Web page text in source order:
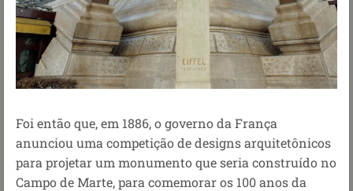
Foi então que, em 1886, o governo da França
anunciou uma competição de designs arquitetônicos
para projetar um monumento que seria construído no
Campo de Marte, para comemorar os 100 anos da